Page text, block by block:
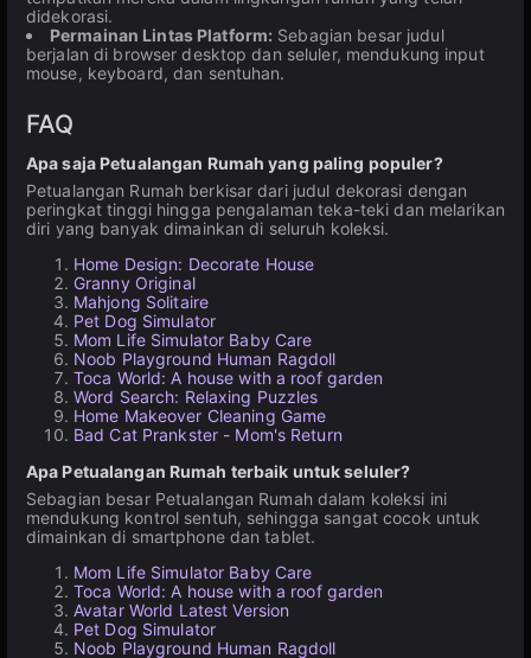
didekorasi.
Permainan Lintas Platform: Sebagian besar judul
berjalan di browser desktop dan seluler, mendukung input
mouse, keyboard, dan sentuhan.
FAQ
Apa saja Petualangan Rumah yang paling populer?
Petualangan Rumah berkisar dari judul dekorasi dengan
peringkat tinggi hingga pengalaman teka-teki dan melarikan
diri yang banyak dimainkan di seluruh koleksi.
Home Design: Decorate House
Granny Original
Mahjong Solitaire
Pet Dog Simulator
Mom Life Simulator Baby Care
Noob Playground Human Ragdoll
Toca World: A house with a roof garden
Word Search: Relaxing Puzzles
Home Makeover Cleaning Game
Bad Cat Prankster - Mom's Return
Apa Petualangan Rumah terbaik untuk seluler?
Sebagian besar Petualangan Rumah dalam koleksi ini
mendukung kontrol sentuh, sehingga sangat cocok untuk
dimainkan di smartphone dan tablet.
Mom Life Simulator Baby Care
Toca World: A house with a roof garden
Avatar World Latest Version
Pet Dog Simulator
Noob Playground Human Ragdoll